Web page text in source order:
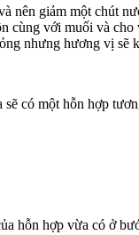
nên giảm một chút
cùng với muối và
nhưng hương vị sẽ
sẽ có một hỗn hợp
hỗn hợp vừa có ở